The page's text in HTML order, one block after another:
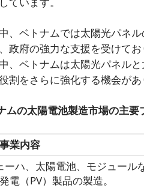
、ベトナムでは太陽光パネ
政府の強力な支援を受けて
、ベトナムは太陽光パネル
をさらに強化する機会があ
ムの太陽電池製造市場の主要
業内容
ーハ、太陽電池、モジュール
電（PV）製品の製造。